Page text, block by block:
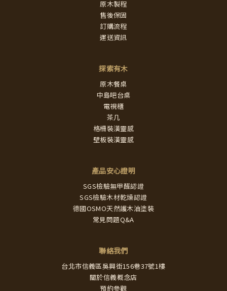
原木製程
售後保固
訂購流程
運送資訊
探索有木
原木餐桌
中島吧台桌
電視櫃
茶几
格柵裝潢靈感
壁板裝潢靈感
產品安心證明
SGS檢驗無甲醛認證
SGS檢驗木材乾燥認證
德國OSMO天然護木油塗裝
常見問題Q&A
聯絡我們
台北市信義區吳興街156巷37號1樓
關於信義概念店
預約參觀